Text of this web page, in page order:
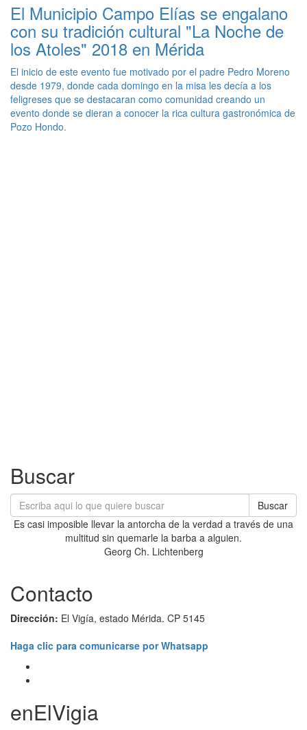
El Municipio Campo Elías se engalano
con su tradición cultural "La Noche de
los Atoles" 2018 en Mérida
El inicio de este evento fue motivado por el padre Pedro Moreno
desde 1979, donde cada domingo en la misa les decía a los
feligreses que se destacaran como comunidad creando un
evento donde se dieran a conocer la rica cultura gastronómica de
Pozo Hondo.
Buscar
Buscar
Es casi imposible llevar la antorcha de la verdad a través de una
multitud sin quemarle la barba a alguien.
Georg Ch. Lichtenberg
Contacto
Dirección: El Vigía, estado Mérida. CP 5145
Haga clic para comunicarse por Whatsapp
enElVigia